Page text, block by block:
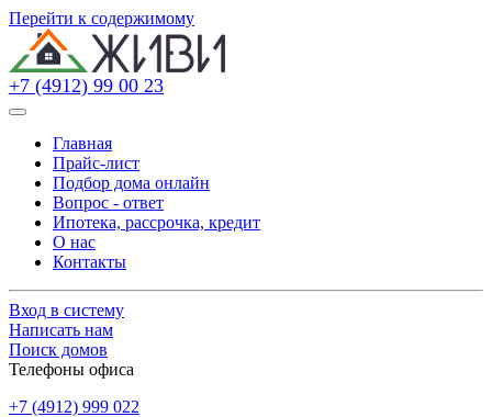
Перейти к содержимому
+7 (4912) 99 00 23
Главная
Прайс-лист
Подбор дома онлайн
Вопрос - ответ
Ипотека, рассрочка, кредит
О нас
Контакты
Вход в систему
Написать нам
Поиск домов
Телефоны офиса
+7 (4912) 999 022